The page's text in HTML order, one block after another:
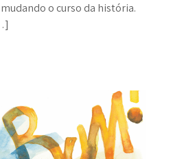
o curso da história.